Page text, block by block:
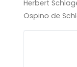
Herbert
Ospino de